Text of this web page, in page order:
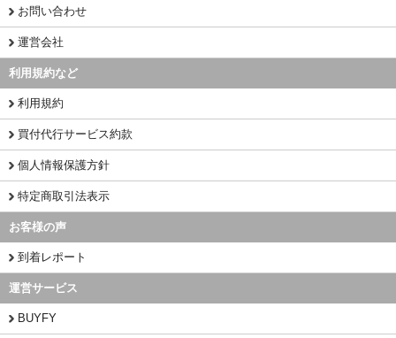
お問い合わせ
運営会社
利用規約など
利用規約
買付代行サービス約款
個人情報保護方針
特定商取引法表示
お客様の声
到着レポート
運営サービス
BUYFY